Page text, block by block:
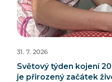
Světový týden kojení
je přirozený začátek
31. 7. 2026